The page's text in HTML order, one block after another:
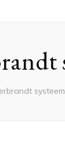
systeem